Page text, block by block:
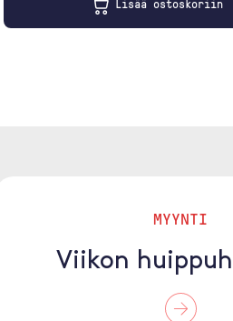
Lisää ostoskoriin
MYYNTI
Viikon